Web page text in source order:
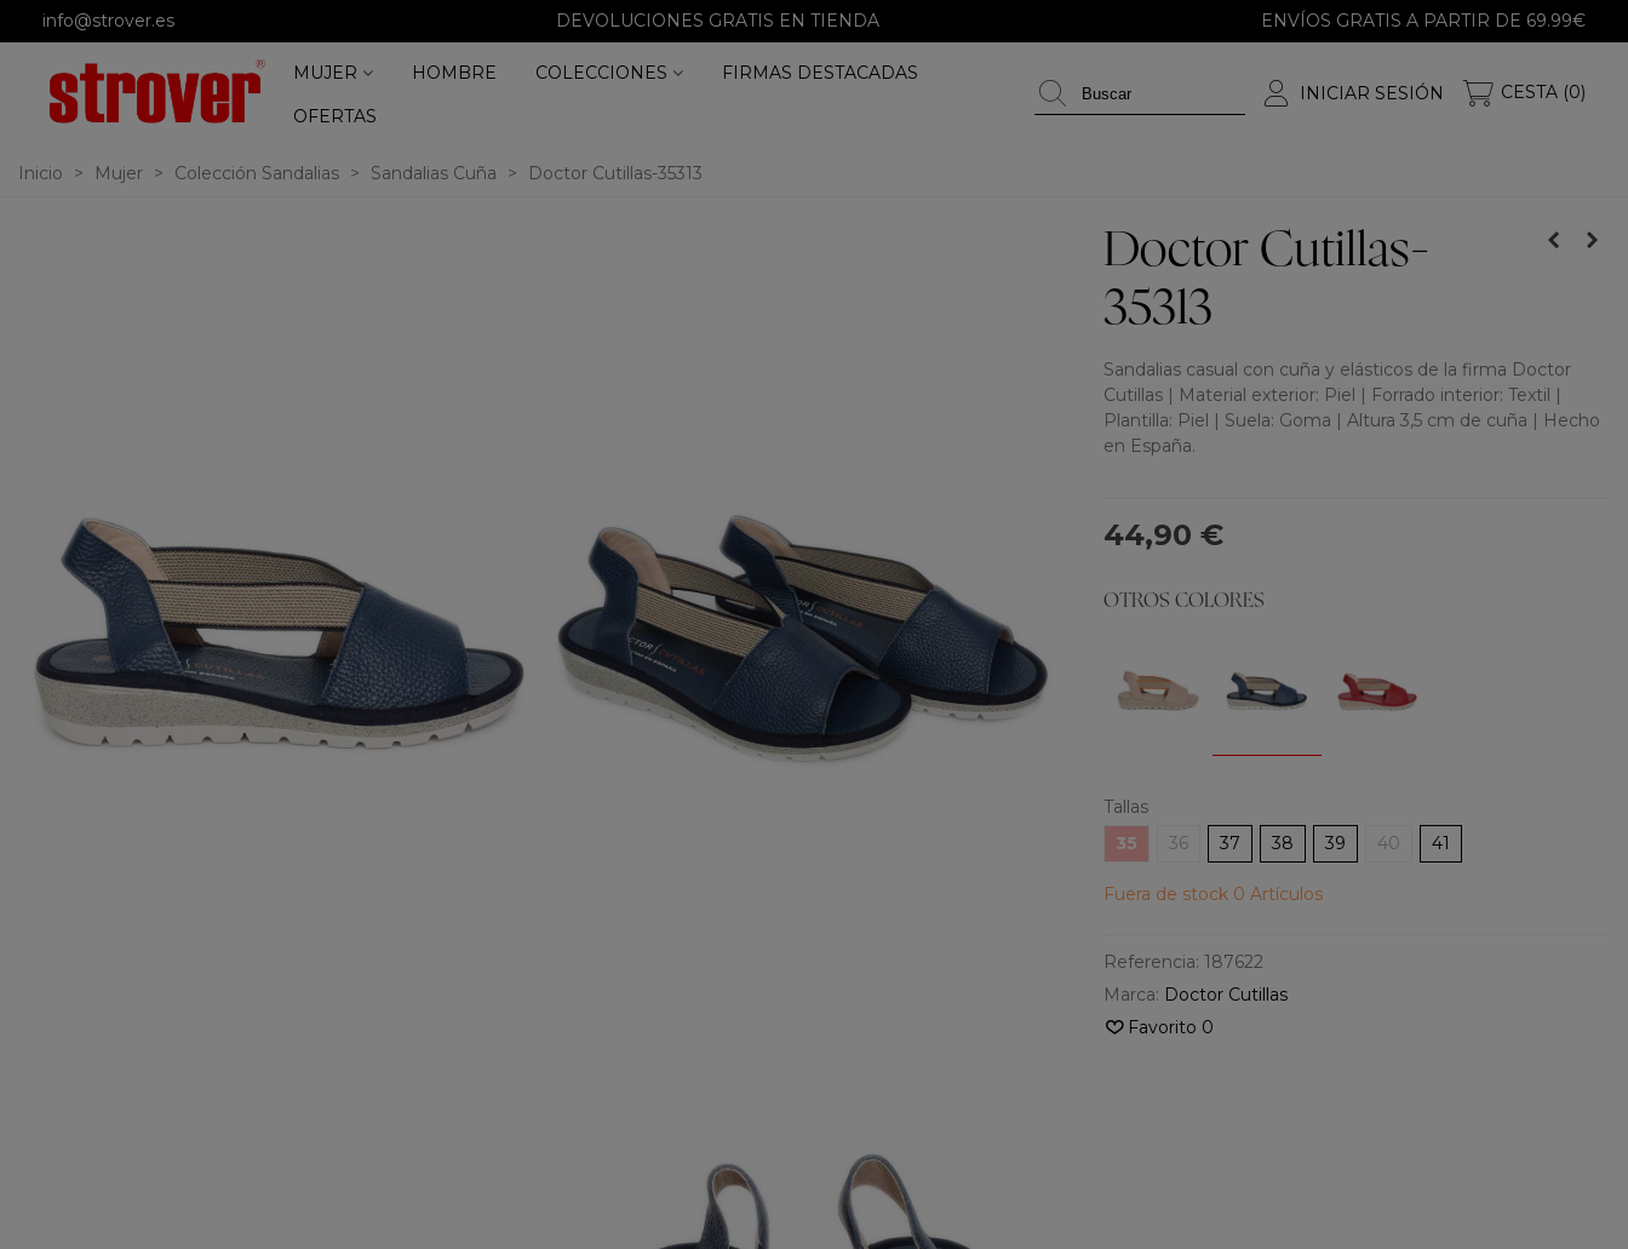
info@strover.es DEVOLUCIONES GRATIS EN TIENDA ENVÍOS GRATIS A PARTIR DE 69.99€
MUJER HOMBRE COLECCIONES
FIRMAS DESTACADAS
OFERTAS
INICIAR SESIÓN CESTA (0)
Inicio > Mujer > Colección Sandalias > Sandalias Cuña > Doctor Cutillas-35313
Doctor Cutillas-
35313
Sandalias casual con cuña y elásticos de la firma Doctor
Cutillas | Material exterior: Piel | Forrado interior: Textil |
Plantilla: Piel | Suela: Goma | Altura 3,5 cm de cuña | Hecho
en España.
44,90 €
OTROS COLORES
Tallas
35
36 37 38 39 40 41
Fuera de stock 0 Artículos
Referencia: 187622
Marca: Doctor Cutillas
Favorito 0